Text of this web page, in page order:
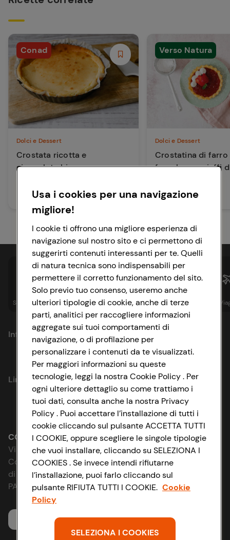
Conad
Dolci e Dessert
Crostata ricotta e
cioccolato bianco
35 min Facile
Verso Natura
Dolci e Dessert
Crostatina di farro
fragole con ciuffi
135 min Media
Spesa online Assicurazioni Sapori& Istituzionale
Informazioni
Privacy Policy
Cookie Policy
Impostazioni Cookie
Accessibilità
D&I e Parità di Genere
Strategia Fiscale
Link utili
Lavora con noi
Le cooperative
News & Approfondimenti
Richiami prodotto
Whistleblowing
CONAD SOCIETÀ COOPERATIVA
Via Michelino, 59 | 40127 BOLOGNA
Codice Fiscale e Registro Imprese
di Bologna 00865960157
PARTITA IVA 03320960374
Servizio clienti
Usa i cookies per una navigazione
migliore!
I cookie ti offrono una migliore esperienza di
navigazione sul nostro sito e ci permettono di
suggerirti contenuti interessanti per te. Quelli
di natura tecnica sono indispensabili per
permettere il corretto funzionamento del sito.
Solo previo tuo consenso, useremo anche
ulteriori tipologie di cookie, anche di terze
parti, analitici per raccogliere informazioni
aggregate sui tuoi comportamenti di
navigazione, o di profilazione per
personalizzare i contenuti da te visualizzati.
Per maggiori informazioni su queste
tecnologie, leggi la nostra Cookie Policy . Per
ogni ulteriore dettaglio su come trattiamo i
tuoi dati, consulta anche la nostra Privacy
Policy . Puoi accettare l’installazione di tutti i
cookie cliccando sul pulsante ACCETTA TUTTI
I COOKIE, oppure scegliere le singole tipologie
che vuoi installare, cliccando su SELEZIONA I
COOKIES . Se invece intendi rifiutarne
l’installazione, puoi farlo cliccando sul
pulsante RIFIUTA TUTTI I COOKIE. Cookie
Policy
SELEZIONA I COOKIES